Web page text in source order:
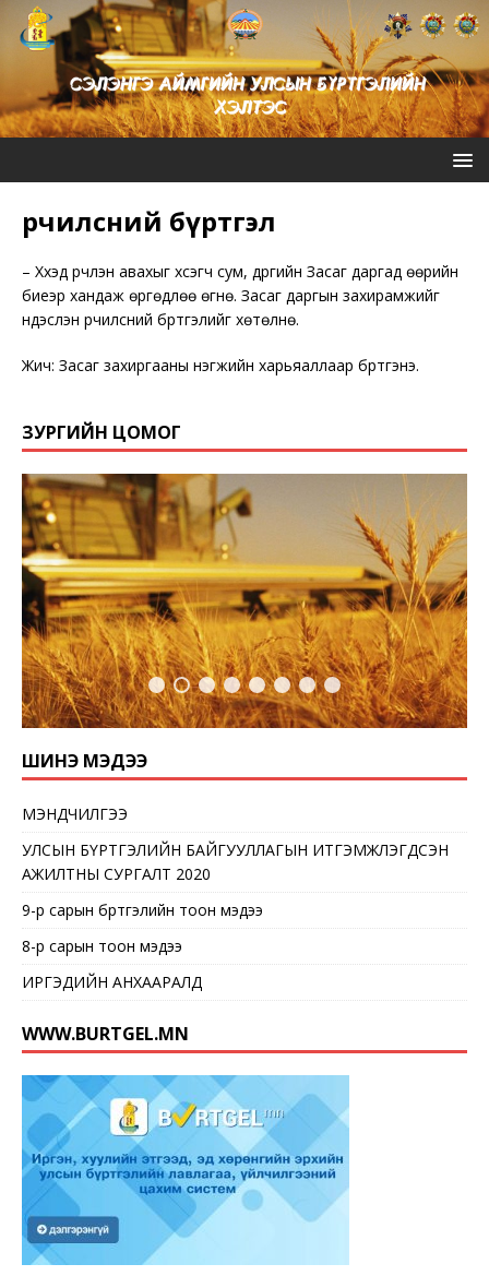
Үрчилсний бүртгэл
– Хүүхэд үрчлэн авахыг хүсэгч сум, дүүргийн Засаг даргад өөрийн
биеэр хандаж өргөдлөө өгнө. Засаг даргын захирамжийг
үндэслэн үрчилсний бүртгэлийг хөтөлнө.
Жич: Засаг захиргааны нэгжийн харьяаллаар бүртгэнэ.
ЗУРГИЙН ЦОМОГ
ШИНЭ МЭДЭЭ
МЭНДЧИЛГЭЭ
УЛСЫН БҮРТГЭЛИЙН БАЙГУУЛЛАГЫН ИТГЭМЖЛЭГДСЭН
АЖИЛТНЫ СУРГАЛТ 2020
9-р сарын бүртгэлийн тоон мэдээ
8-р сарын тоон мэдээ
ИРГЭДИЙН АНХААРАЛД
WWW.BURTGEL.MN